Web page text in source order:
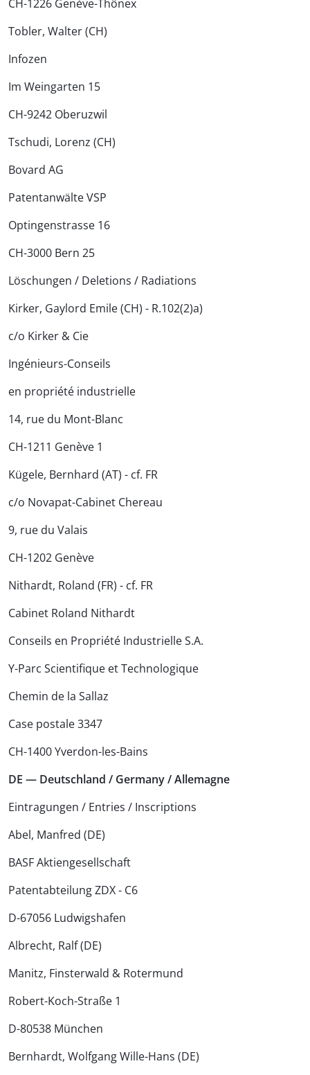
CH-1226 Genève-Thônex
Tobler, Walter (CH)
Infozen
Im Weingarten 15
CH-9242 Oberuzwil
Tschudi, Lorenz (CH)
Bovard AG
Patentanwälte VSP
Optingenstrasse 16
CH-3000 Bern 25
Löschungen / Deletions / Radiations
Kirker, Gaylord Emile (CH) - R.102(2)a)
c/o Kirker & Cie
Ingénieurs-Conseils
en propriété industrielle
14, rue du Mont-Blanc
CH-1211 Genève 1
Kügele, Bernhard (AT) - cf. FR
c/o Novapat-Cabinet Chereau
9, rue du Valais
CH-1202 Genève
Nithardt, Roland (FR) - cf. FR
Cabinet Roland Nithardt
Conseils en Propriété Industrielle S.A.
Y-Parc Scientifique et Technologique
Chemin de la Sallaz
Case postale 3347
CH-1400 Yverdon-les-Bains
DE — Deutschland / Germany / Allemagne
Eintragungen / Entries / Inscriptions
Abel, Manfred (DE)
BASF Aktiengesellschaft
Patentabteilung ZDX - C6
D-67056 Ludwigshafen
Albrecht, Ralf (DE)
Manitz, Finsterwald & Rotermund
Robert-Koch-Straße 1
D-80538 München
Bernhardt, Wolfgang Wille-Hans (DE)